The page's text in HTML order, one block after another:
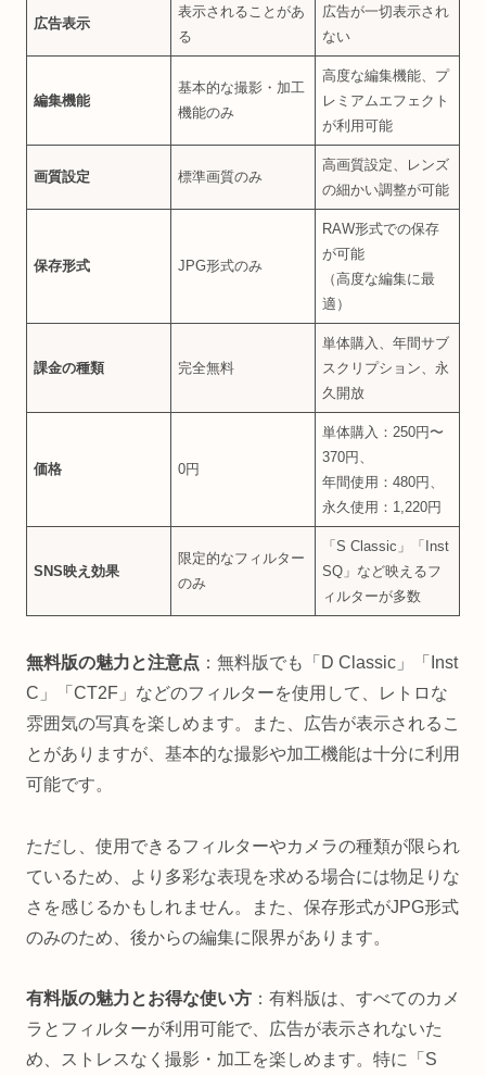
広告表示
表示されることがあ
る
広告が一切表示され
ない
編集機能
基本的な撮影・加工
機能のみ
高度な編集機能、プ
レミアムエフェクト
が利用可能
画質設定 標準画質のみ
高画質設定、レンズ
の細かい調整が可能
保存形式 JPG形式のみ
RAW形式での保存
が可能
（高度な編集に最
適）
課金の種類 完全無料
単体購入、年間サブ
スクリプション、永
久開放
価格 0円
単体購入：250円〜
370円、
年間使用：480円、
永久使用：1,220円
SNS映え効果
限定的なフィルター
のみ
「S Classic」「Inst
SQ」など映えるフ
ィルターが多数
無料版の魅力と注意点 ：無料版でも「D Classic」「Inst
C」「CT2F」などのフィルターを使用して、レトロな
雰囲気の写真を楽しめます。また、広告が表示されるこ
とがありますが、基本的な撮影や加工機能は十分に利用
可能です。
ただし、使用できるフィルターやカメラの種類が限られ
ているため、より多彩な表現を求める場合には物足りな
さを感じるかもしれません。また、保存形式がJPG形式
のみのため、後からの編集に限界があります。
有料版の魅力とお得な使い方 ：有料版は、すべてのカメ
ラとフィルターが利用可能で、広告が表示されないた
め、ストレスなく撮影・加工を楽しめます。特に「S